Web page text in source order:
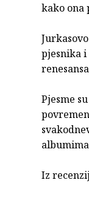
kako ona
pjesnika i
Pjesme
Iz